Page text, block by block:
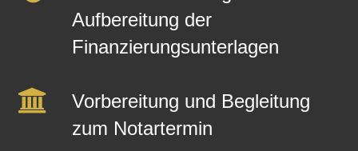
Aufbereitung der
Finanzierungsunterlagen
Vorbereitung und Begleitung
zum Notartermin